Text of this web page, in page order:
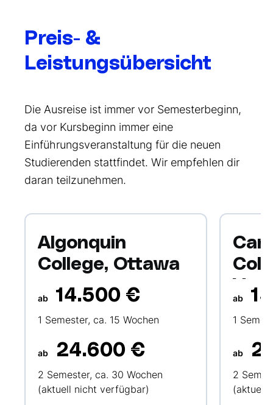
Preis- &
Leistungsübersicht
Die Ausreise ist immer vor Semesterbeginn,
da vor Kursbeginn immer eine
Einführungsveranstaltung für die neuen
Studierenden stattfindet. Wir empfehlen dir
daran teilzunehmen.
Algonquin
College, Ottawa
ab 14.500 €
1 Semester, ca. 15 Wochen
ab 24.600 €
2 Semester, ca. 30 Wochen
(aktuell nicht verfügbar)
ab
1
ab
2
(aktuell